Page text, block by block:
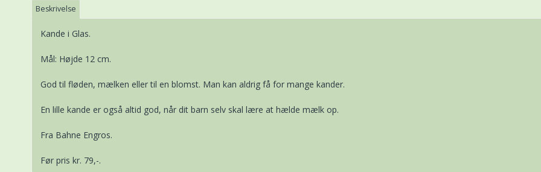
Beskrivelse
Kande i Glas.
Mål: Højde 12 cm.
God til fløden, mælken eller til en blomst. Man kan aldrig få for mange kander.
En lille kande er også altid god, når dit barn selv skal lære at hælde mælk op.
Fra Bahne Engros.
Før pris kr. 79,-.